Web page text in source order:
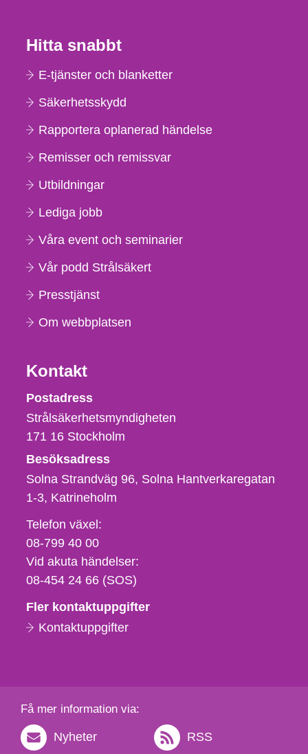
Hitta snabbt
E-tjänster och blanketter
Säkerhetsskydd
Rapportera oplanerad händelse
Remisser och remissvar
Utbildningar
Lediga jobb
Våra event och seminarier
Vår podd Strålsäkert
Presstjänst
Om webbplatsen
Kontakt
Strålsäkerhetsmyndigheten
Postadress
Strålsäkerhetsmyndigheten
171 16 Stockholm
Besöksadress
Solna Strandväg 96, Solna Hantverkaregatan
1-3 Katrineholm
Telefon,
fax
och
e-
Telefon växel:
08-799 40 00
Vid akuta händelser:
08-454 24 66 (SOS)
Fler kontaktuppgifter
Kontaktuppgifter
Få mer information via:
Nyheter RSS